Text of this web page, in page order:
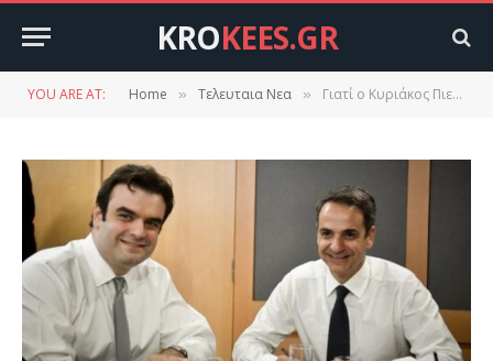
KROKEES.GR
YOU ARE AT: Home » Τελευταια Νεα » Γιατί ο Κυριάκος Πιερρακάκης αποτελεί το πιο μεγάλο asset της Κυβέρνησης Μητσοτάκη